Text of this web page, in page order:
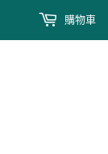
購物車